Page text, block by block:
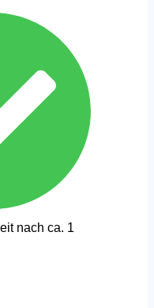
nach ca. 1